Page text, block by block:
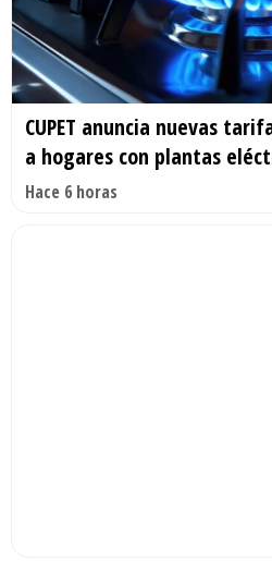
CUPET anuncia nuevas
a hogares con plantas
Hace 6 horas